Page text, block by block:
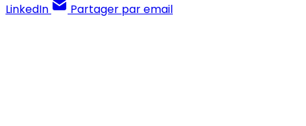
LinkedIn
Partager par email